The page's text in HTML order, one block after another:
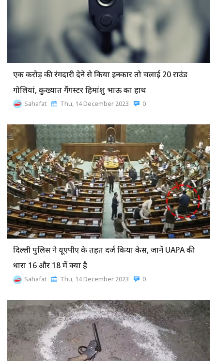
एक करोड़ की रंगदारी देने से किया इनकार तो चलाई 20 राउंड
गोलियां, कुख्यात गैंगस्टर हिमांशु भाऊ का हाथ
Sahafat Thu, 14 December 2023 0
दिल्ली पुलिस ने यूएपीए के तहत दर्ज किया केस, जानें UAPA की
धारा 16 और 18 में क्या है
Sahafat Thu, 14 December 2023 0